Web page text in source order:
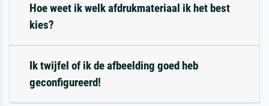
Hoe weet ik welk afdrukmateriaal ik het best
kies?
Ik twijfel of ik de afbeelding goed heb
geconfigureerd!